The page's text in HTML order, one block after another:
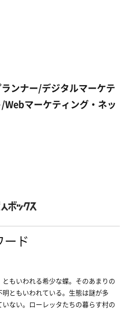
ランナー/デジタルマーケテ
Webマーケティング・ネッ
ド
もいわれる希少な蝶。そのあまりの
ともいわれている。生態は謎が多
ない。ローレッタたちの暮らす村の